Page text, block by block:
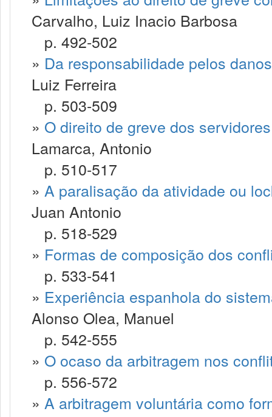
Carvalho, Luiz Inacio Barbosa
p. 492-502
» Da responsabilidade pelos
Luiz Ferreira
p. 503-509
» O direito de greve dos
Lamarca, Antonio
p. 510-517
» A paralisação da atividade ou
Juan Antonio
p. 518-529
» Formas de composição dos
p. 533-541
» Experiência espanhola do
Alonso Olea, Manuel
p. 542-555
» O ocaso da arbitragem nos
p. 556-572
» A arbitragem voluntária como